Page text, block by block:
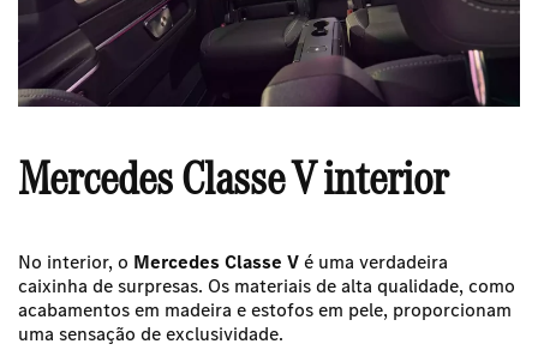
Mercedes Classe V interior
No interior, o Mercedes Classe Vé uma verdadeira
caixinha de surpresas. Os materiais de alta qualidade, como
acabamentos em madeira e estofos em pele, proporcionam
uma sensação de exclusividade.